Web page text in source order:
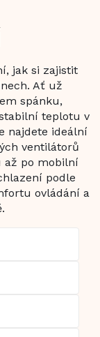
jak si zajistit
Ať už
spánku,
teplotu v
najdete ideální
ventilátorů
až po mobilní
podle
ovládání a